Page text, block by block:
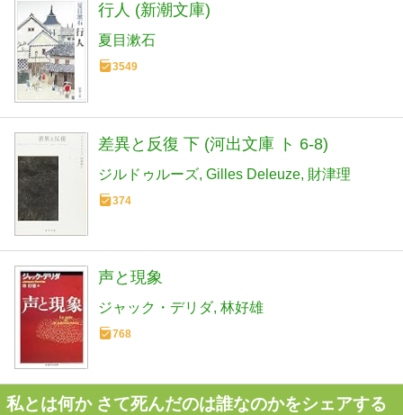
行人 (新潮文庫)
夏目漱石
3549
差異と反復 下 (河出文庫 ト 6-8)
ジルドゥルーズ Gilles Deleuze 財津理
374
声と現象
ジャック・デリダ 林好雄
768
私とは何か さて死んだのは誰なのかをシェアする